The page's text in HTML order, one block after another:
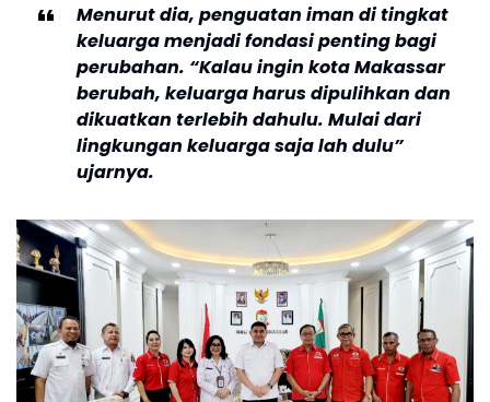
Menurut dia, penguatan iman di tingkat
keluarga menjadi fondasi penting bagi
perubahan. “Kalau ingin kota Makassar
berubah, keluarga harus dipulihkan dan
dikuatkan terlebih dahulu. Mulai dari
lingkungan keluarga saja lah dulu”
ujarnya.